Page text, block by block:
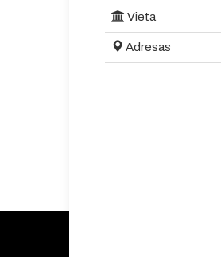
Vieta
Adresas